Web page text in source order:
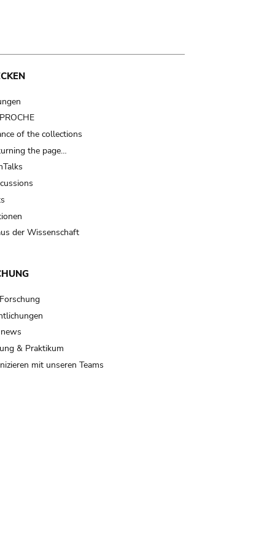
of the collections
the page…
der Wissenschaft
& Praktikum
mit unseren Teams